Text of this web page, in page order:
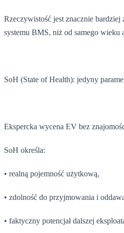
Rzeczywistość jest znacznie bardziej
systemu BMS, niż od samego wieku
SoH (State of Health): jedyny
Ekspercka wycena EV bez
SoH określa:
• realną pojemność użytkową,
• zdolność do przyjmowania i
• faktyczny potencjał dalszej